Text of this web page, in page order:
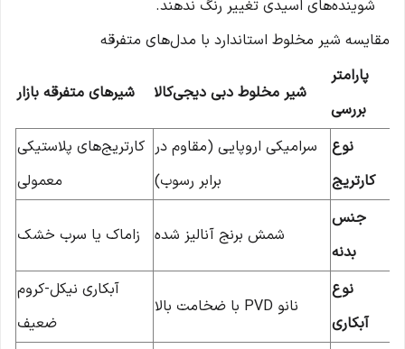
شوینده‌های اسیدی تغییر رنگ ندهند.
مقایسه شیر مخلوط استاندارد با مدل‌های متفرقه
پارامتر
بررسی
شیر مخلوط دبی دیجی‌کالا شیرهای متفرقه بازار
نوع
کارتریج
سرامیکی اروپایی (مقاوم در
برابر رسوب)
کارتریج‌های پلاستیکی
معمولی
جنس
بدنه
شمش برنج آنالیز شده زاماک یا سرب خشک
نوع
آبکاری
نانو PVD با ضخامت بالا
آبکاری نیکل-کروم
ضعیف